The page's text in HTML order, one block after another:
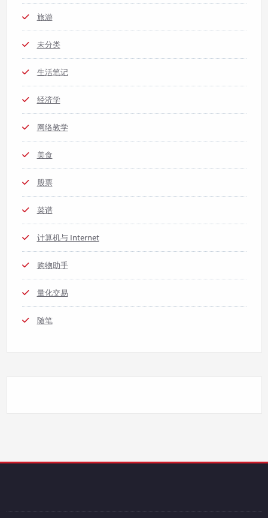
旅游
未分类
生活笔记
经济学
网络教学
美食
股票
菜谱
计算机与 Internet
购物助手
量化交易
随笔